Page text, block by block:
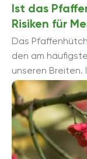
Ist das
Risiken für
Das
den am
unseren Breiten.
attraktive